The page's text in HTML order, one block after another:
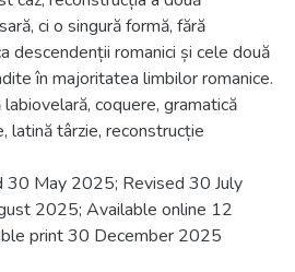
ci o singură formă, fără
descendenții romanici și cele două
în majoritatea limbilor romanice.
coquere, gramatică
latină târzie, reconstrucție
30 May 2025; Revised 30 July
2025; Available online 12
print 30 December 2025